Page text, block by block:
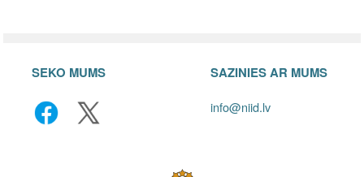
SEKO MUMS SAZINIES AR MUMS
info@niid.lv